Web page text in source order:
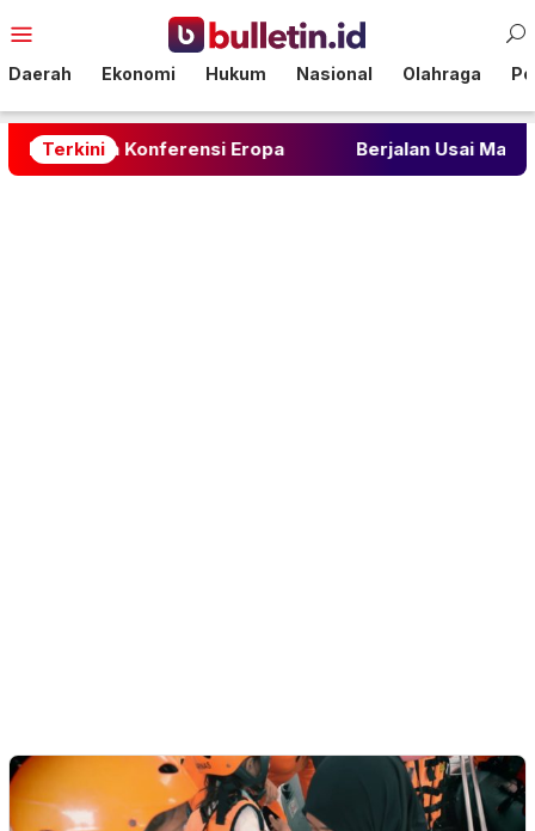
ke
Mobile
Daerah Ekonomi Hukum Nasional Olahraga
Terkini
Liga Konferensi Eropa Berjalan Usai Makan,